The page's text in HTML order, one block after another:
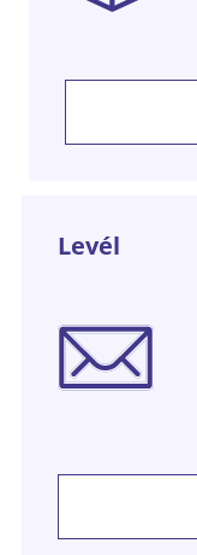
Levél